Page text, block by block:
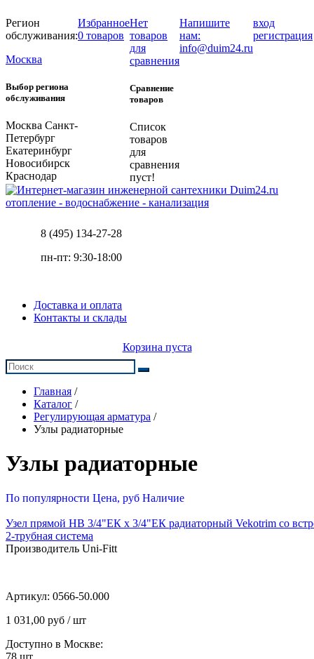
Регион
обслуживания:
Москва
Выбор региона
обслуживания
Москва Санкт-
Петербург
Екатеринбург
Новосибирск
Краснодар
Избранное
0 товаров
Нет
товаров
для
сравнения
Сравнение
товаров
Список
товаров
для
сравнения
пуст!
Напишите
нам:
info@duim24.ru
вход
регистрация
отопление - водоснабжение - канализация
8 (495) 134-27-28
пн-пт: 9:30-18:00
Доставка и оплата
Контакты и склады
Корзина пуста
Главная /
Каталог /
Регулирующая арматура /
Узлы радиаторные
Узлы радиаторные
По популярности Цена, руб Наличие
Узел прямой НВ 3/4"ЕК х 3/4"ЕК радиаторный Vekotrim со
2-трубная система
Производитель Uni-Fitt
Артикул: 0566-50.000
1 031,00 руб / шт
Доступно в Москве:
78 шт